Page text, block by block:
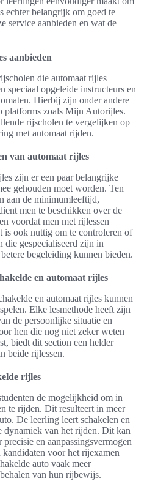
echter belangrijk om goed te
service aanbieden en wat de
aanbieden
die automaat rijles
speciaal opgeleide instructeurs en
Hierbij zijn onder andere
platforms zoals Mijn Autorijles.
rijscholen te vergelijken op
met automaat rijden.
van automaat rijles
zijn er een paar belangrijke
gehouden moet worden. Ten
aan de minimumleeftijd,
men te beschikken over de
voordat men met rijlessen
is ook nuttig om te controleren of
die gespecialiseerd zijn in
begeleiding kunnen bieden.
en automaat rijles
en automaat rijles kunnen
Elke lesmethode heeft zijn
de persoonlijke situatie en
hen die nog niet zeker weten
biedt dit section een helder
beide rijlessen.
rijles
de mogelijkheid om in
te rijden. Dit resulteert in meer
De leerling leert schakelen en
dynamiek van het rijden. Dit kan
en aanpassingsvermogen
voor het rijexamen
auto vaak meer
van hun rijbewijs.